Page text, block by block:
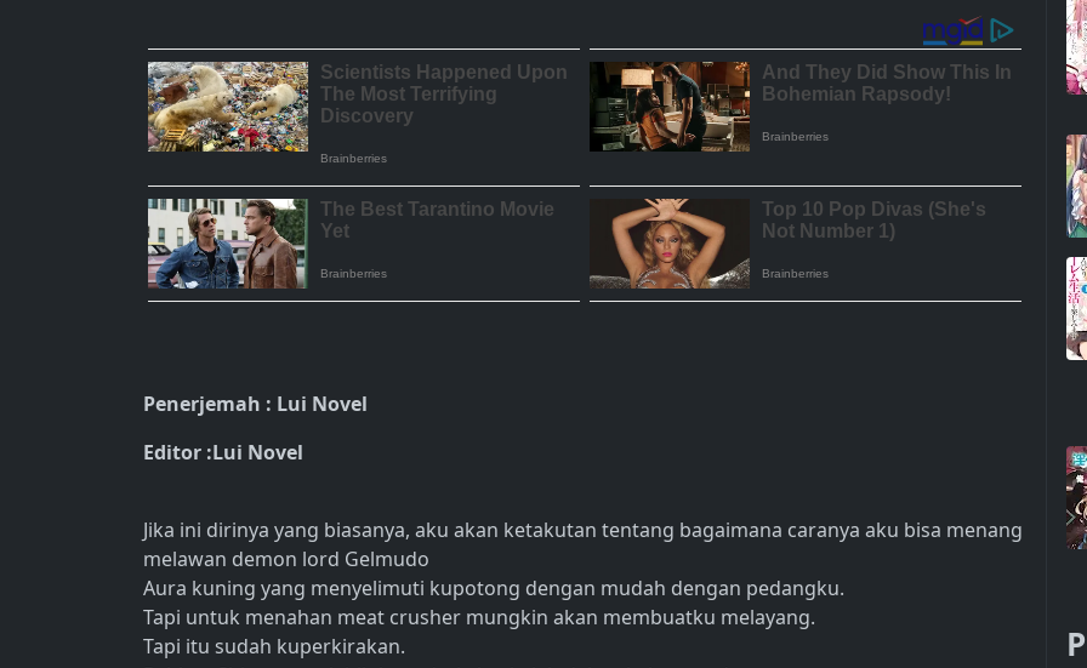
Penerjemah : Lui Novel
Editor :Lui Novel
Jika ini dirinya yang biasanya, aku akan ketakutan tentang bagaimana caranya aku bisa menang
melawan demon lord Gelmudo
Aura kuning yang menyelimuti kupotong dengan mudah dengan pedangku.
Tapi untuk menahan meat crusher mungkin akan membuatku melayang.
Tapi itu sudah kuperkirakan.